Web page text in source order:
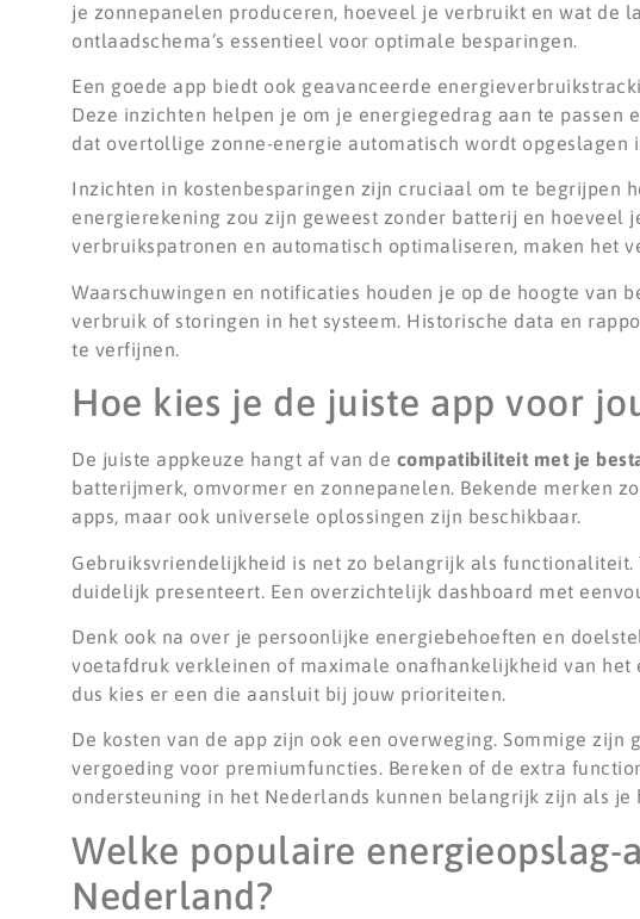
je zonnepanelen produceren, hoeveel je verbruikt en wat de
ontlaadschema’s essentieel voor optimale besparingen.
Een goede app biedt ook geavanceerde
Deze inzichten helpen je om je energiegedrag aan te
dat overtollige zonne-energie automatisch wordt
Inzichten in kostenbesparingen zijn cruciaal om te begrijpen
energierekening zou zijn geweest zonder batterij en
verbruikspatronen en automatisch optimaliseren, maken het
Waarschuwingen en notificaties houden je op de hoogte van
verbruik of storingen in het systeem. Historische data en
te verfijnen.
Hoe kies je de juiste app voor
De juiste appkeuze hangt af van de compatibiliteit met je
batterijmerk, omvormer en zonnepanelen. Bekende merken
apps, maar ook universele oplossingen zijn beschikbaar.
Gebruiksvriendelijkheid is net zo belangrijk als
duidelijk presenteert. Een overzichtelijk dashboard met
Denk ook na over je persoonlijke energiebehoeften en
voetafdruk verkleinen of maximale onafhankelijkheid van
dus kies er een die aansluit bij jouw prioriteiten.
De kosten van de app zijn ook een overweging. Sommige
vergoeding voor premiumfuncties. Bereken of de extra
ondersteuning in het Nederlands kunnen belangrijk zijn als je
Welke populaire energieopslag-
Nederland?